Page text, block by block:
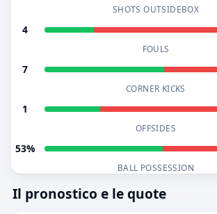
SHOTS OUTSIDEBOX
4
FOULS
7
CORNER KICKS
1
OFFSIDES
53%
BALL POSSESSION
Il pronostico e le quote